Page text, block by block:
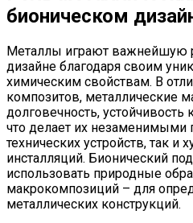
бионическом
Металлы играют важнейшую
дизайне благодаря своим
химическим свойствам. В
композитов, металлические
долговечность, устойчивость
что делает их незаменимыми
технических устройств, так и
инсталляций. Бионический
использовать природные
макрокомпозиций – для
металлических конструкций.